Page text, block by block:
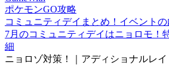
ポケモンGO攻略
コミュニティデイまとめ！イベント
7月のコミュニティデイはニョロモ！
細
ニョロゾ対策！｜アディショナルレイ